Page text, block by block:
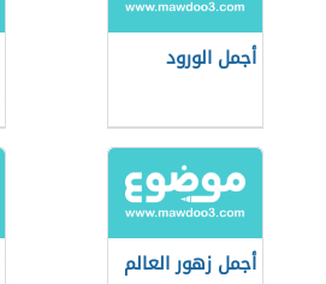
أجمل الورود
أجمل زهور العالم